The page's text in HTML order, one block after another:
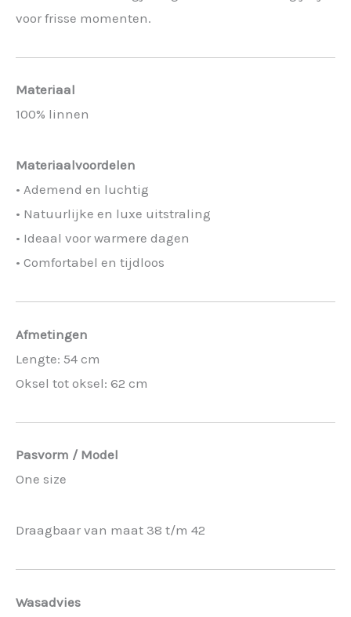
voor frisse momenten.
Materiaal
100% linnen
Materiaalvoordelen
• Ademend en luchtig
• Natuurlijke en luxe uitstraling
• Ideaal voor warmere dagen
• Comfortabel en tijdloos
Afmetingen
Lengte: 54 cm
Oksel tot oksel: 62 cm
Pasvorm / Model
One size
Draagbaar van maat 38 t/m 42
Wasadvies